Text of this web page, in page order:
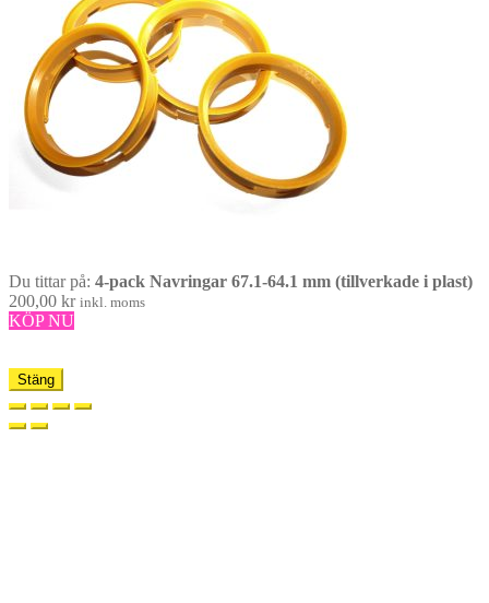
Du tittar på: 4-pack Navringar 67.1-64.1 mm (tillverkade i plast)
200,00 kr inkl. moms
KÖP NU
Stäng